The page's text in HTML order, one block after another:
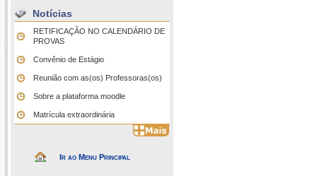
Notícias
RETIFICAÇÃO NO CALENDÁRIO DE
PROVAS
Convênio de Estágio
Reunião com as(os) Professoras(os)
Sobre a plataforma moodle
Matrícula extraordinária
Ir ao Menu Principal